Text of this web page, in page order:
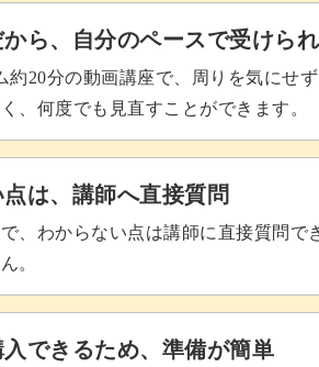
ら、自分のペースで受けら
約20分の動画講座で、周りを気にせ
、何度でも見直すことができます。
は、講師へ直接質問
、わからない点は講師に直接質問で
。
できるため、準備が簡単